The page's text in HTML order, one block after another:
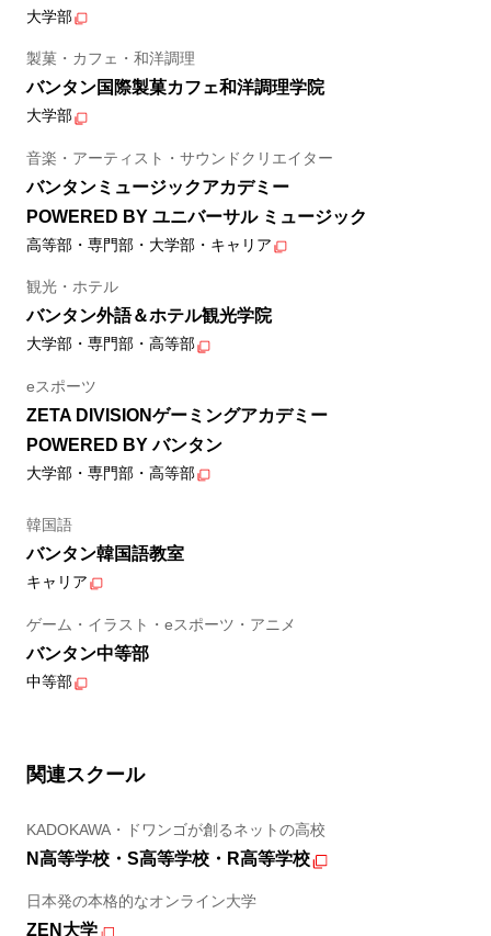
大学部
製菓・カフェ・和洋調理
バンタン国際製菓カフェ和洋調理学院
大学部
音楽・アーティスト・サウンドクリエイター
バンタンミュージックアカデミー
POWERED BY ユニバーサル ミュージック
高等部・専門部・大学部・キャリア
観光・ホテル
バンタン外語＆ホテル観光学院
大学部・専門部・高等部
eスポーツ
ZETA DIVISIONゲーミングアカデミー
POWERED BY バンタン
大学部・専門部・高等部
韓国語
バンタン韓国語教室
キャリア
ゲーム・イラスト・eスポーツ・アニメ
バンタン中等部
中等部
関連スクール
KADOKAWA・ドワンゴが創るネットの高校
N高等学校・S高等学校・R高等学校
日本発の本格的なオンライン大学
ZEN大学